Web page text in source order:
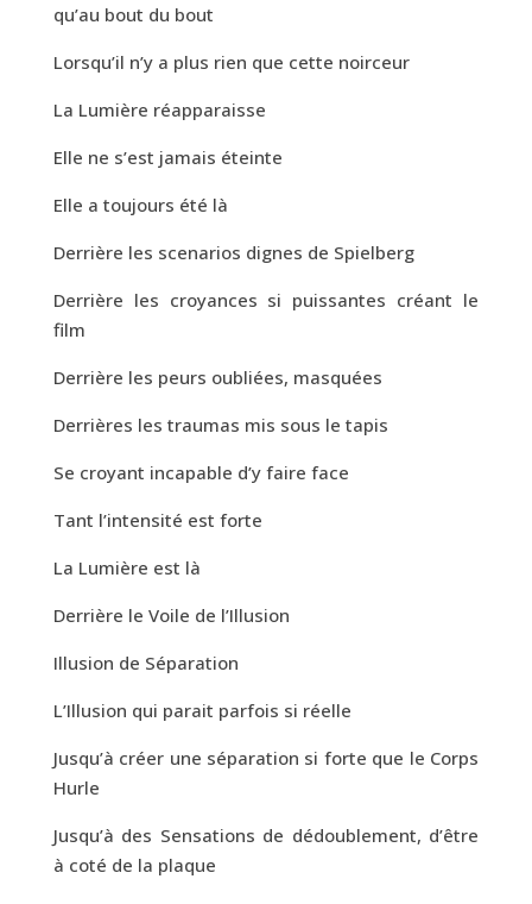
qu’au bout du bout
Lorsqu’il n’y a plus rien que cette noirceur
La Lumière réapparaisse
Elle ne s’est jamais éteinte
Elle a toujours été là
Derrière les scenarios dignes de Spielberg
Derrière les croyances si puissantes créant le
film
Derrière les peurs oubliées, masquées
Derrières les traumas mis sous le tapis
Se croyant incapable d’y faire face
Tant l’intensité est forte
La Lumière est là
Derrière le Voile de l’Illusion
Illusion de Séparation
L’Illusion qui parait parfois si réelle
Jusqu’à créer une séparation si forte que le Corps
Hurle
Jusqu’à des Sensations de dédoublement, d’être
à coté de la plaque